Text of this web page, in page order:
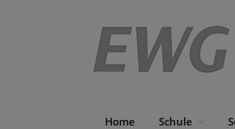
Home Schule